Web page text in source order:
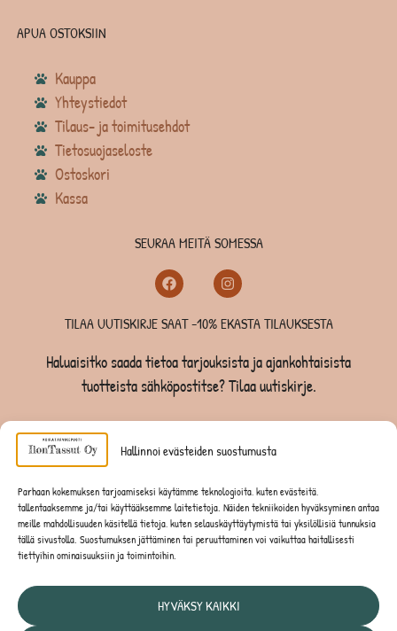
Hallinnoi evästeiden suostumusta
Parhaan kokemuksen tarjoamiseksi käytämme teknologioita, kuten evästeitä,
tallentaaksemme ja/tai käyttääksemme laitetietoja. Näiden tekniikoiden hyväksyminen antaa
meille mahdollisuuden käsitellä tietoja, kuten selauskäyttäytymistä tai yksilöllisiä tunnuksia
tällä sivustolla. Suostumuksen jättäminen tai peruuttaminen voi vaikuttaa haitallisesti
tiettyihin ominaisuuksiin ja toimintoihin.
HYVÄKSY KAIKKI
APUA OSTOKSIIN
Kauppa
Yhteystiedot
Tilaus- ja toimitusehdot
Tietosuojaseloste
Ostoskori
Kassa
SEURAA MEITÄ SOMESSA
TILAA UUTISKIRJE SAAT -10% EKASTA TILAUKSESTA
Haluaisitko saada tietoa tarjouksista ja ajankohtaisista
tuotteista sähköpostitse? Tilaa uutiskirje.
TILAA UUTISKIRJE -SAAT -10% EKASTA TILAUKSESTA
KISSOILLE
JYRSIJÖILLE